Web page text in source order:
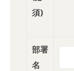
須)
部署
名